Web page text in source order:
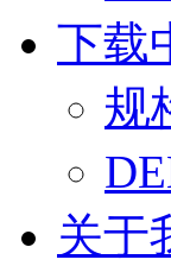
下载
规
关于